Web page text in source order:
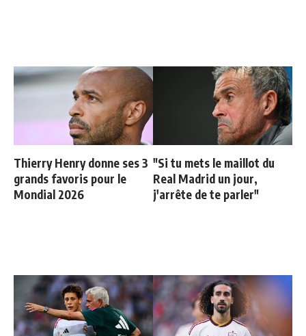
Thierry Henry donne ses 3
grands favoris pour le
Mondial 2026
"Si tu mets le maillot du
Real Madrid un jour,
j'arrête de te parler"